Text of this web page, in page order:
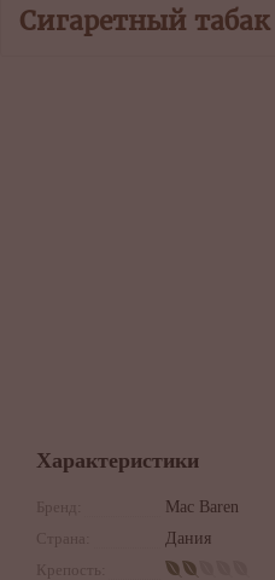
Сигаретный
Характеристики
Бренд:
Mac Baren
Страна:
Дания
Крепость: